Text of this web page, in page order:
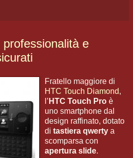
e
Fratello maggiore di
HTC Touch Diamond,
l’ HTC Touch Pro è
uno smartphone dal
design raffinato, dotato
di tastiera qwerty a
scomparsa con
apertura slide.